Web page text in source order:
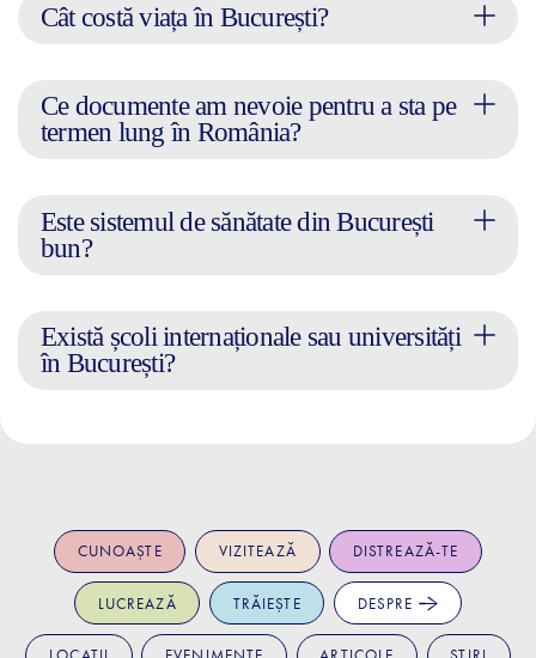
Cât costă viața în București?
Ce documente am nevoie pentru a sta pe
termen lung în România?
Este sistemul de sănătate din București
bun?
Există școli internaționale sau universități
în București?
CUNOAȘTE VIZITEAZĂ DISTREAZĂ-TE
LUCREAZĂ TRĂIEȘTE DESPRE